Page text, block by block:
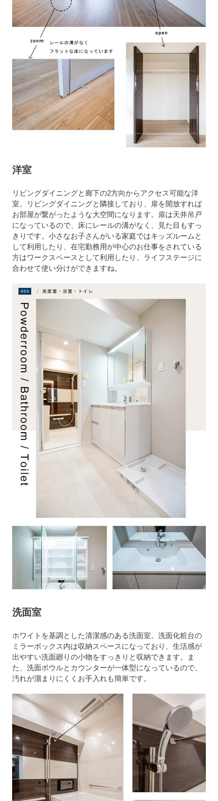
洋室
リビングダイニングと廊下の2方向からアクセス可能な洋
室。リビングダイニングと隣接しており、扉を開放すれば
お部屋が繋がったような大空間になります。扉は天井吊戸
になっているので、床にレールの溝がなく、見た目もすっ
きりです。小さなお子さんがいる家庭ではキッズルームと
して利用したり、在宅勤務用が中心のお仕事をされている
方はワークスペースとして利用したり、ライフステージに
合わせて使い分けができますね。
洗面室
ホワイトを基調とした清潔感のある洗面室。洗面化粧台の
ミラーボックス内は収納スペースになっており、生活感が
出やすい洗面廻りの小物をすっきりと収納できます。ま
た、洗面ボウルとカウンターが一体型になっているので、
汚れが溜まりにくくお手入れも簡単です。